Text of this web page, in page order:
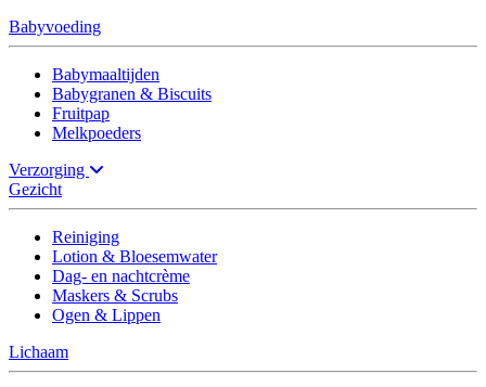
Babyvoeding
Babymaaltijden
Babygranen & Biscuits
Fruitpap
Melkpoeders
Verzorging
Gezicht
Reiniging
Lotion & Bloesemwater
Dag- en nachtcrème
Maskers & Scrubs
Ogen & Lippen
Lichaam